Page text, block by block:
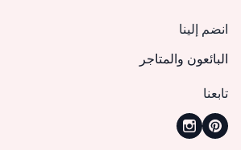
انضم إلينا
البائعون والمتاجر
تابعنا